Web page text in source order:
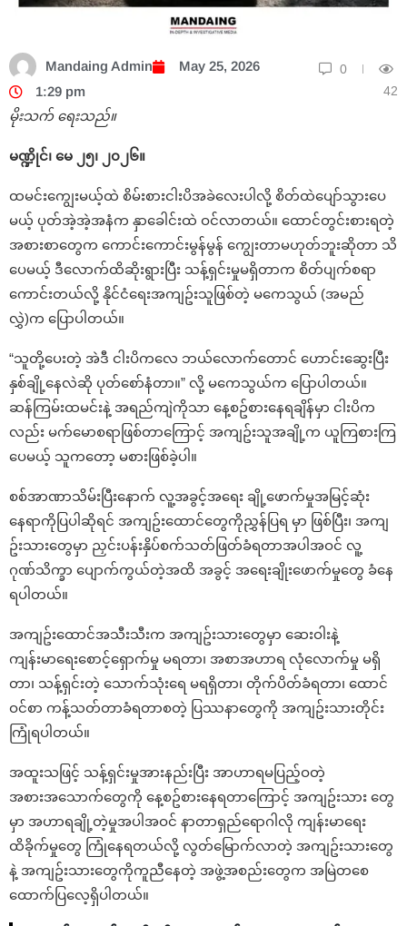
Mandaing Admin
May 25, 2026
1:29 pm
0
42
မိုးသက် ရေးသည်။
မဏ္ဍိုင်၊ မေ ၂၅၊ ၂၀၂၆။
ထမင်းကျွေးမယ့်ထဲ စိမ်းစားငါးပိအခဲလေးပါလို့ စိတ်ထဲပျော်သွားပေ
မယ့် ပုတ်အဲ့အဲ့အနံက နှာခေါင်းထဲ ဝင်လာတယ်။ ထောင်တွင်းစားရတဲ့
အစားစာတွေက ကောင်းကောင်းမွန်မွန် ကျွေးတာမဟုတ်ဘူးဆိုတာ သိ
ပေမယ့် ဒီလောက်ထိဆိုးရွားပြီး သန့်ရှင်းမှုမရှိတာက စိတ်ပျက်စရာ
ကောင်းတယ်လို့ နိုင်ငံရေးအကျဥ်းသူဖြစ်တဲ့ မကေသွယ် (အမည်
လွှဲ)က ပြောပါတယ်။
“သူတို့ပေးတဲ့ အဲဒီ ငါးပိကလေ ဘယ်လောက်တောင် ဟောင်းဆွေးပြီး
နှစ်ချို့နေလဲဆို ပုတ်စော်နံတာ။” လို့ မကေသွယ်က ပြောပါတယ်။
ဆန်ကြမ်းထမင်းနဲ့ အရည်ကျဲကိုသာ နေ့စဥ်စားနေရချိန်မှာ ငါးပိက
လည်း မက်မောစရာဖြစ်တာကြောင့် အကျဥ်းသူအချို့က ယူကြစားကြ
ပေမယ့် သူကတော့ မစားဖြစ်ခဲ့ပါ။
စစ်အာဏာသိမ်းပြီးနောက် လူ့အခွင့်အရေး ချို့ဖောက်မှုအမြင့်ဆုံး
နေရာကိုပြပါဆိုရင် အကျဥ်းထောင်တွေကိုညွှန်ပြရ မှာ ဖြစ်ပြီး၊ အကျ
ဥ်းသားတွေမှာ ညှင်းပန်းနှိပ်စက်သတ်ဖြတ်ခံရတာအပါအဝင် လူ့
ဂုဏ်သိက္ခာ ပျောက်ကွယ်တဲ့အထိ အခွင့် အရေးချိုးဖောက်မှုတွေ ခံနေ
ရပါတယ်။
အကျဥ်းထောင်အသီးသီးက အကျဥ်းသားတွေမှာ ဆေးဝါးနဲ့
ကျန်းမာရေးစောင့်ရှောက်မှု မရတာ၊ အစာအဟာရ လုံလောက်မှု မရှိ
တာ၊ သန့်ရှင်းတဲ့ သောက်သုံးရေ မရရှိတာ၊ တိုက်ပိတ်ခံရတာ၊ ထောင်
ဝင်စာ ကန့်သတ်တာခံရတာစတဲ့ ပြဿနာတွေကို အကျဥ်းသားတိုင်း
ကြုံရပါတယ်။
အထူးသဖြင့် သန့်ရှင်းမှုအားနည်းပြီး အာဟာရမပြည့်ဝတဲ့
အစားအသောက်တွေကို နေ့စဥ်စားနေရတာကြောင့် အကျဥ်းသား တွေ
မှာ အဟာရချို့တဲ့မှုအပါအဝင် နာတာရှည်ရောဂါလို ကျန်းမာရေး
ထိခိုက်မှုတွေ ကြုံနေရတယ်လို့ လွတ်မြောက်လာတဲ့ အကျဥ်းသားတွေ
နဲ့ အကျဥ်းသားတွေကိုကူညီနေတဲ့ အဖွဲ့အစည်းတွေက အမြဲတစေ
ထောက်ပြလေ့ရှိပါတယ်။